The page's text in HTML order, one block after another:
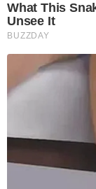
What This
Unsee It
BUZZDAY